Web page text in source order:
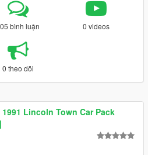
bình luận 0 videos
0 theo dõi
1991 Lincoln Town Car Pack